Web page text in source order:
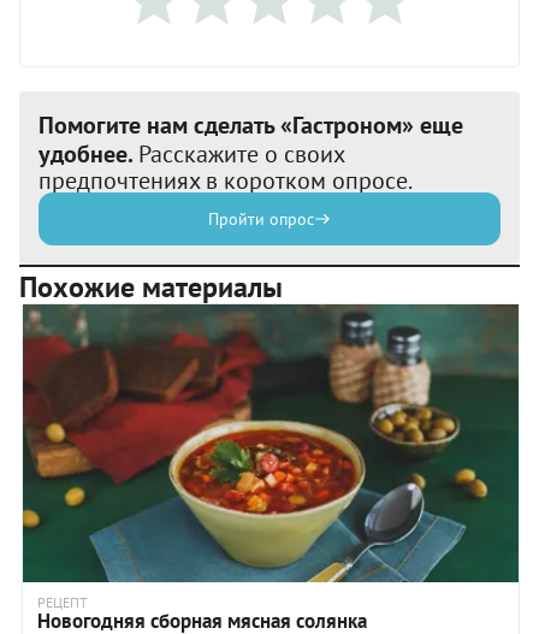
Помогите нам сделать «Гастроном» еще
удобнее. Расскажите о своих
предпочтениях в коротком опросе.
Пройти опрос
Похожие материалы
РЕЦЕПТ
Новогодняя сборная мясная солянка